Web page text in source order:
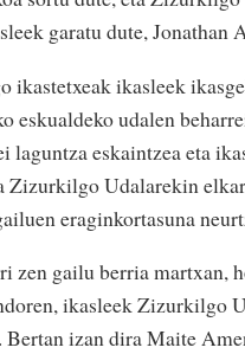
garatu dute,
ikastetxeak ikasleek
eskualdeko udalen
laguntza eskaintzea eta
Zizurkilgo Udalarekin
eraginkortasuna
zen gailu berria martxan,
ikasleek Zizurkilgo
Bertan izan dira Maite